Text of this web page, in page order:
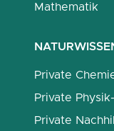
Mathematik
Private
Private
Private